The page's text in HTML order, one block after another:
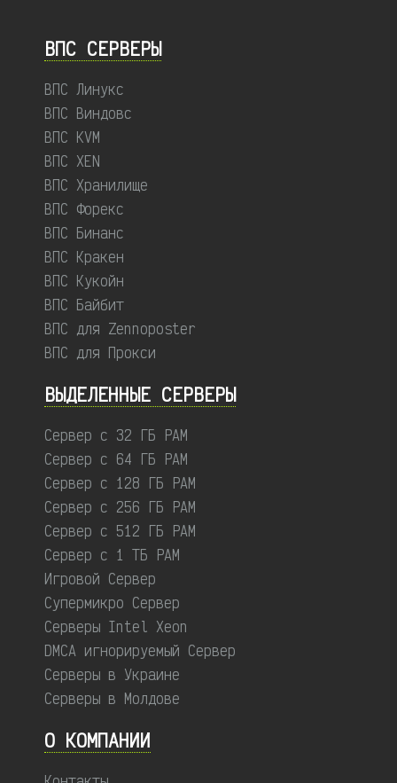
ВПС СЕРВЕРЫ
ВПС Линукс
ВПС Виндовс
ВПС KVM
ВПС XEN
ВПС Хранилище
ВПС Форекс
ВПС Бинанс
ВПС Кракен
ВПС Кукойн
ВПС Байбит
ВПС для Zennoposter
ВПС для Прокси
ВЫДЕЛЕННЫЕ CЕРВЕРЫ
Сервер с 32 ГБ РАМ
Сервер с 64 ГБ РАМ
Сервер с 128 ГБ РАМ
Сервер с 256 ГБ РАМ
Сервер с 512 ГБ РАМ
Сервер с 1 ТБ РАМ
Игровой Сервер
Супермикро Сервер
Серверы Intel Xeon
DMCA игнорируемый Сервер
Серверы в Украине
Серверы в Молдове
О КОМПАНИИ